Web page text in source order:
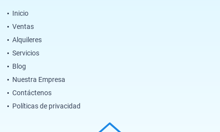
Inicio
Ventas
Alquileres
Servicios
Blog
Nuestra Empresa
Contáctenos
Políticas de privacidad